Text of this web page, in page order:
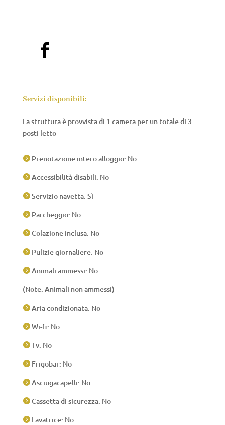

Servizi disponibili:
La struttura è provvista di 1 camera per un totale di 3
posti letto
Prenotazione intero alloggio: No
Accessibilità disabili: No
Servizio navetta: Sì
Parcheggio: No
Colazione inclusa: No
Pulizie giornaliere: No
Animali ammessi: No
(Note: Animali non ammessi)
Aria condizionata: No
Wi-fi: No
Tv: No
Frigobar: No
Asciugacapelli: No
Cassetta di sicurezza: No
Lavatrice: No